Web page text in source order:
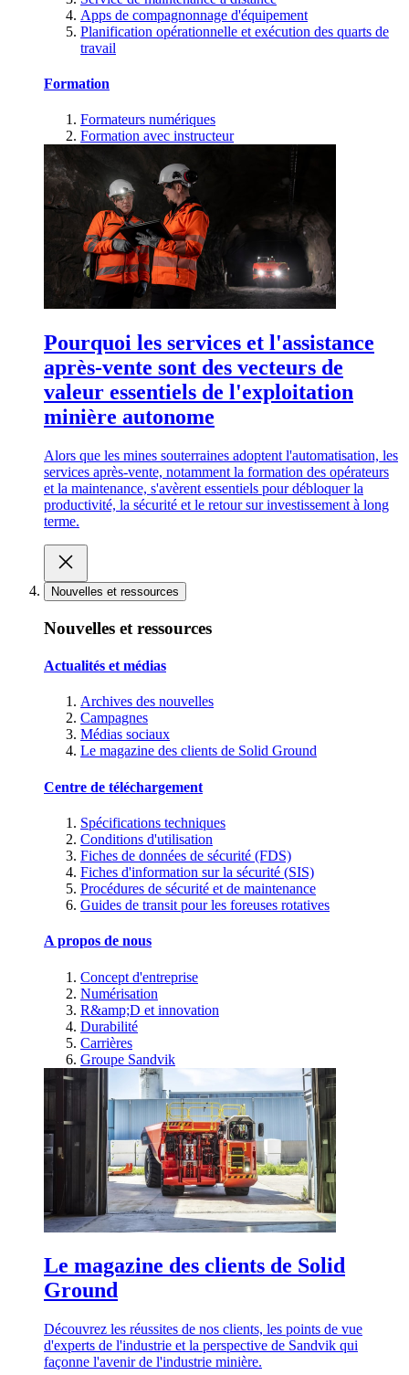
Apps de compagnonnage d'équipement
Planification opérationnelle et exécution des quarts de
travail
Formation
Formateurs numériques
Formation avec instructeur
Pourquoi les services et l'assistance
après-vente sont des vecteurs de
valeur essentiels de l'exploitation
minière autonome
Alors que les mines souterraines adoptent l'automatisation, les
services après-vente, notamment la formation des opérateurs
et la maintenance, s'avèrent essentiels pour débloquer la
productivité, la sécurité et le retour sur investissement à long
terme.
Nouvelles et ressources
Nouvelles et ressources
Actualités et médias
Archives des nouvelles
Campagnes
Médias sociaux
Le magazine des clients de Solid Ground
Centre de téléchargement
Spécifications techniques
Conditions d'utilisation
Fiches de données de sécurité (FDS)
Fiches d'information sur la sécurité (SIS)
Procédures de sécurité et de maintenance
Guides de transit pour les foreuses rotatives
A propos de nous
Concept d'entreprise
Numérisation
R&amp;D et innovation
Durabilité
Carrières
Groupe Sandvik
Le magazine des clients de Solid
Ground
Découvrez les réussites de nos clients, les points de vue
d'experts de l'industrie et la perspective de Sandvik qui
façonne l'avenir de l'industrie minière.